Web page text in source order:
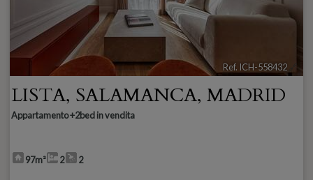
Ref. ICH-558432 🔗
LISTA, SALAMANCA, MADRID
Appartamento +2bed in vendita
97m² 2 2